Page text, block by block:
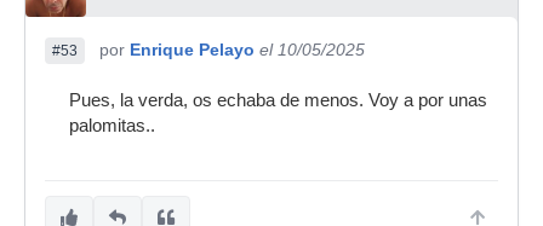
#53 por Enrique Pelayo el 10/05/2025
Pues, la verda, os echaba de menos. Voy a por unas
palomitas..